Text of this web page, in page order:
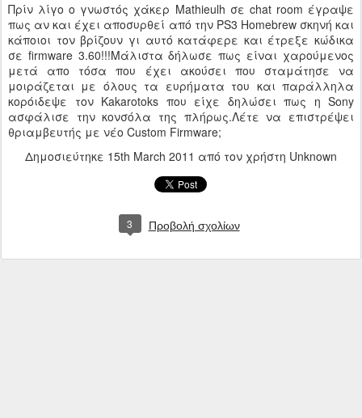
Πρίν λίγο ο γνωστός χάκερ Mathieulh σε chat room έγραψε
πως αν και έχει αποσυρθεί από την PS3 Homebrew σκηνή και
κάποιοι τον βρίζουν γι αυτό κατάφερε και έτρεξε κώδικα
σε firmware 3.60!!!Μάλιστα δήλωσε πως είναι χαρούμενος
μετά απο τόσα που έχει ακούσει που σταμάτησε να
μοιράζεται με όλους τα ευρήματα του και παράλληλα
κορόιδεψε τον Kakarotoks που είχε δηλώσει πως η Sony
ασφάλισε την κονσόλα της πλήρως.Λέτε να επιστρέψει
θριαμβευτής με νέο Custom Firmware;
Δημοσιεύτηκε 15th March 2011 από τον χρήστη Unknown
3 Προβολή σχολίων